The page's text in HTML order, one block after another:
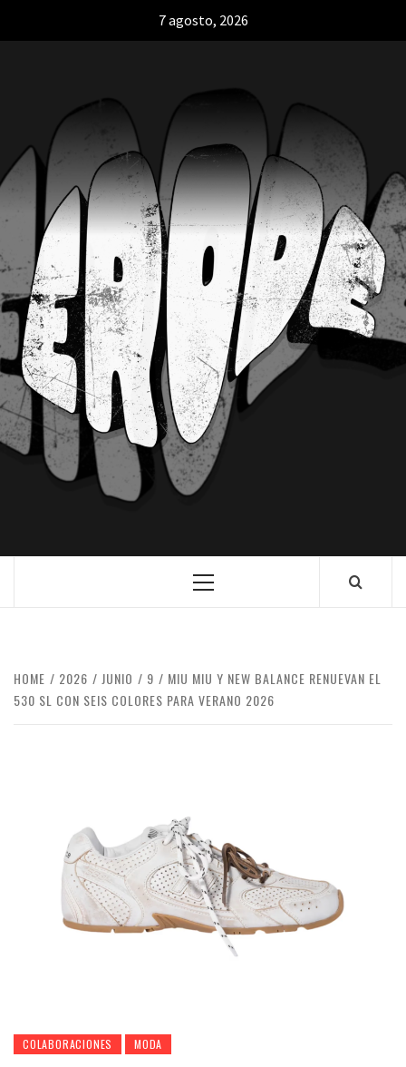
7 agosto, 2026
HOME 2026 JUNIO 9
MIU MIU Y NEW BALANCE RENUEVAN EL
530 SL CON SEIS COLORES PARA VERANO 2026
COLABORACIONES MODA